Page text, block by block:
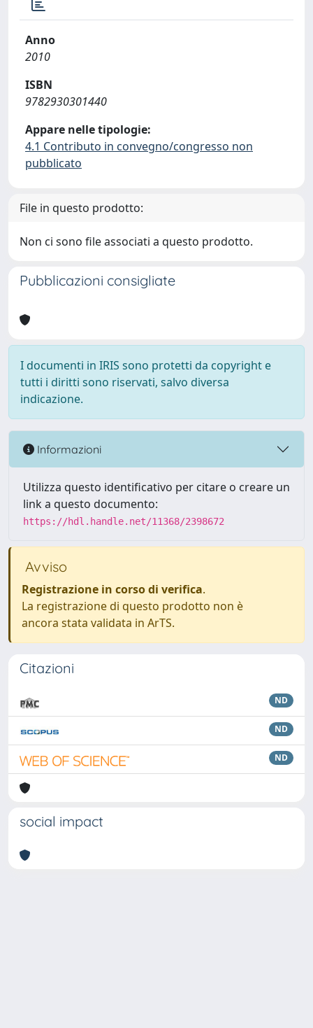
Anno
2010
ISBN
9782930301440
Appare nelle tipologie:
4.1 Contributo in convegno/congresso non
pubblicato
File in questo prodotto:
Non ci sono file associati a questo prodotto.
Pubblicazioni consigliate
I documenti in IRIS sono protetti da copyright e
tutti i diritti sono riservati, salvo diversa
indicazione.
Informazioni
Utilizza questo identificativo per citare o creare un
link a questo documento:
https://hdl.handle.net/11368/2398672
Avviso
Registrazione in corso di verifica.
La registrazione di questo prodotto non è
ancora stata validata in ArTS.
Citazioni
ND
ND
ND
social impact